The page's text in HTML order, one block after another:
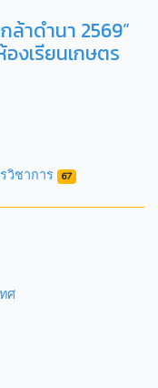
าดำนา 2569”
เรียนเกษตร
วิชาการ 67
ศ